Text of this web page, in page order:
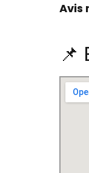
Avis
📌